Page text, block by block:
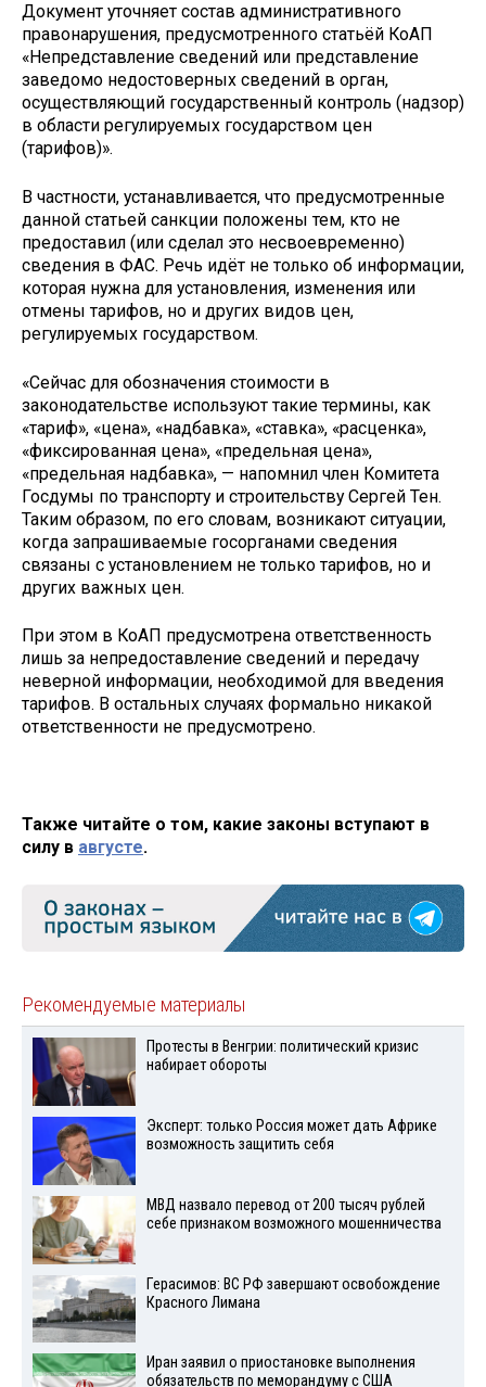
Документ уточняет состав административного
правонарушения, предусмотренного статьёй КоАП
«Непредставление сведений или представление
заведомо недостоверных сведений в орган,
осуществляющий государственный контроль (надзор)
в области регулируемых государством цен
(тарифов)».
В частности, устанавливается, что предусмотренные
данной статьей санкции положены тем, кто не
предоставил (или сделал это несвоевременно)
сведения в ФАС. Речь идёт не только об информации,
которая нужна для установления, изменения или
отмены тарифов, но и других видов цен,
регулируемых государством.
«Сейчас для обозначения стоимости в
законодательстве используют такие термины, как
«тариф», «цена», «надбавка», «ставка», «расценка»,
«фиксированная цена», «предельная цена»,
«предельная надбавка», — напомнил член Комитета
Госдумы по транспорту и строительству Сергей Тен.
Таким образом, по его словам, возникают ситуации,
когда запрашиваемые госорганами сведения
связаны с установлением не только тарифов, но и
других важных цен.
При этом в КоАП предусмотрена ответственность
лишь за непредоставление сведений и передачу
неверной информации, необходимой для введения
тарифов. В остальных случаях формально никакой
ответственности не предусмотрено.
Также читайте о том, какие законы вступают в
силу в августе.
Рекомендуемые материалы
Протесты в Венгрии: политический кризис
набирает обороты
Эксперт: только Россия может дать Африке
возможность защитить себя
МВД назвало перевод от 200 тысяч рублей
себе признаком возможного мошенничества
Герасимов: ВС РФ завершают освобождение
Красного Лимана
Иран заявил о приостановке выполнения
обязательств по меморандуму с США